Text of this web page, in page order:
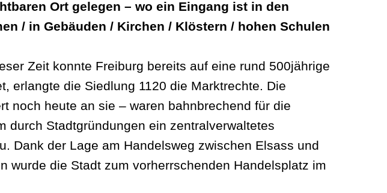
Ort gelegen – wo ein Eingang ist in den
/ in Gebäuden / Kirchen / Klöstern / hohen Schulen
Zeit konnte Freiburg bereits auf eine rund 500jährige
erlangte die Siedlung 1120 die Marktrechte. Die
noch heute an sie – waren bahnbrechend für die
durch Stadtgründungen ein zentralverwaltetes
Dank der Lage am Handelsweg zwischen Elsass und
wurde die Stadt zum vorherrschenden Handelsplatz im